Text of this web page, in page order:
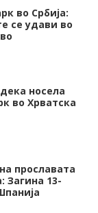
во Србија:
се удави во
носела
во Хрватска
прославата
Загина 13-